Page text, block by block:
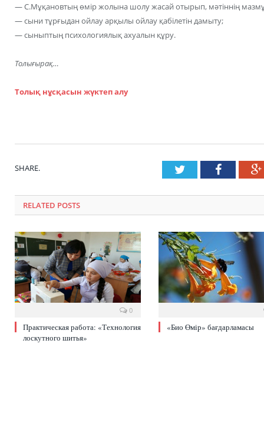
— С.Мұқановтың өмір жолына шолу жасай отырып, мәтіннің
— сыни тұрғыдан ойлау арқылы ойлау қабілетін дамыту;
— сыныптың психологиялық ахуалын құру.
Толығырақ…
Толық нұсқасын жүктеп алу
SHARE. Twitter
RELATED POSTS
0
Практическая работа: «Технология
лоскутного шитья»
«Био Өмір» бағдарламасы